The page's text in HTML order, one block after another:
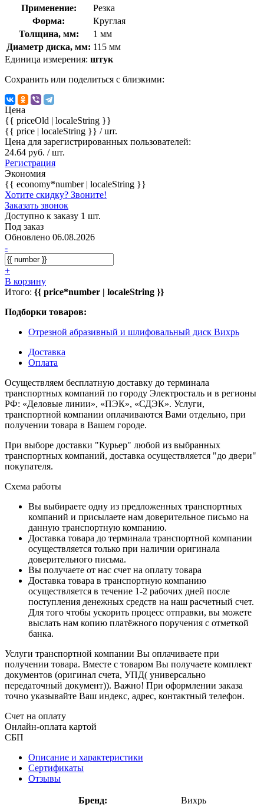
Применение:
Резка
Форма:
Круглая
Толщина, мм:
1 мм
Диаметр диска, мм: 115 мм
Единица измерения: штук
Сохранить или поделиться с близкими:
Цена
{{ priceOld | localeString }}
{{ price | localeString }} / шт.
Цена для зарегистрированных пользователей:
24.64 руб. / шт.
Регистрация
Экономия
{{ economy*number | localeString }}
Хотите скидку? Звоните!
Заказать звонок
Доступно к заказу 1 шт.
Под заказ
Обновлено 06.08.2026
-
+
В корзину
Итого: {{ price*number | localeString }}
Подборки товаров:
Отрезной абразивный и шлифовальный диск Вихрь
Доставка
Оплата
Осуществляем бесплатную доставку до терминала
транспортных компаний по городу Электросталь и в регионы
РФ: «Деловые линии», «ПЭК», «СДЭК». Услуги,
транспортной компании оплачиваются Вами отдельно, при
получении товара в Вашем городе.
При выборе доставки "Курьер" любой из выбранных
транспортных компаний, доставка осуществляется "до двери"
покупателя.
Схема работы
Вы выбираете одну из предложенных транспортных
компаний и присылаете нам доверительное письмо на
данную транспортную компанию.
Доставка товара до терминала транспортной компании
осуществляется только при наличии оригинала
доверительного письма.
Вы получаете от нас счет на оплату товара
Доставка товара в транспортную компанию
осуществляется в течение 1-2 рабочих дней после
поступления денежных средств на наш расчетный счет.
Для того чтобы ускорить процесс отправки, вы можете
выслать нам копию платёжного поручения с отметкой
банка.
Услуги транспортной компании Вы оплачиваете при
получении товара. Вместе с товаром Вы получаете комплект
документов (оригинал счета, УПД( универсально
передаточный документ)). Важно! При оформлении заказа
точно указывайте Ваш индекс, адрес, контактный телефон.
Счет на оплату
Онлайн-оплата картой
СБП
Описание и характеристики
Сертификаты
Отзывы
Бренд:
Вихрь